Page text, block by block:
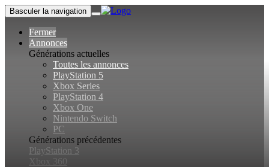
Basculer la navigation
Fermer
Annonces
Générations actuelles
Toutes les annonces
PlayStation 5
Xbox Series
PlayStation 4
Xbox One
Nintendo Switch
PC
Générations précédentes
PlayStation 3
Xbox 360